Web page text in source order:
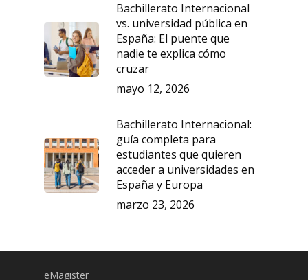
Bachillerato Internacional
vs. universidad pública en
España: El puente que
nadie te explica cómo
cruzar
mayo 12, 2026
Bachillerato Internacional:
guía completa para
estudiantes que quieren
acceder a universidades en
España y Europa
marzo 23, 2026
eMagister